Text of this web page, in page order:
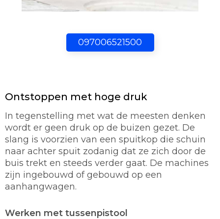
097006521500
Ontstoppen met hoge druk
In tegenstelling met wat de meesten denken
wordt er geen druk op de buizen gezet. De
slang is voorzien van een spuitkop die schuin
naar achter spuit zodanig dat ze zich door de
buis trekt en steeds verder gaat. De machines
zijn ingebouwd of gebouwd op een
aanhangwagen.
Werken met tussenpistool